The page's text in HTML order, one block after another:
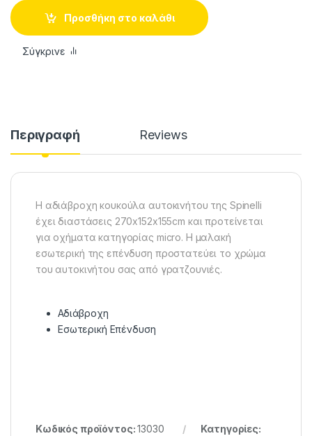
Προσθήκη στο καλάθι
Σύγκρινε
Περιγραφή Reviews
Η αδιάβροχη κουκούλα αυτοκινήτου της Spinelli
έχει διαστάσεις 270x152x155cm και προτείνεται
για οχήματα κατηγορίας micro. Η μαλακή
εσωτερική της επένδυση προστατεύει το χρώμα
του αυτοκινήτου σας από γρατζουνιές.
Αδιάβροχη
Εσωτερική Επένδυση
Κωδικός προϊόντος:13030
Κατηγορίες: